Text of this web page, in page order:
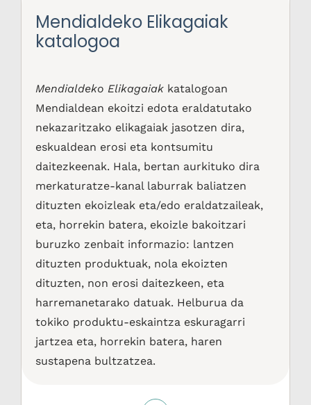
Mendialdeko Elikagaiak
katalogoa
Mendialdeko Elikagaiakkatalogoan
Mendialdean ekoitzi edota eraldatutako
nekazaritzako elikagaiak jasotzen dira,
eskualdean erosi eta kontsumitu
daitezkeenak. Hala, bertan aurkituko dira
merkaturatze-kanal laburrak baliatzen
dituzten ekoizleak eta/edo eraldatzaileak,
eta, horrekin batera, ekoizle bakoitzari
buruzko zenbait informazio: lantzen
dituzten produktuak, nola ekoizten
dituzten, non erosi daitezkeen, eta
harremanetarako datuak. Helburua da
tokiko produktu-eskaintza eskuragarri
jartzea eta, horrekin batera, haren
sustapena bultzatzea.